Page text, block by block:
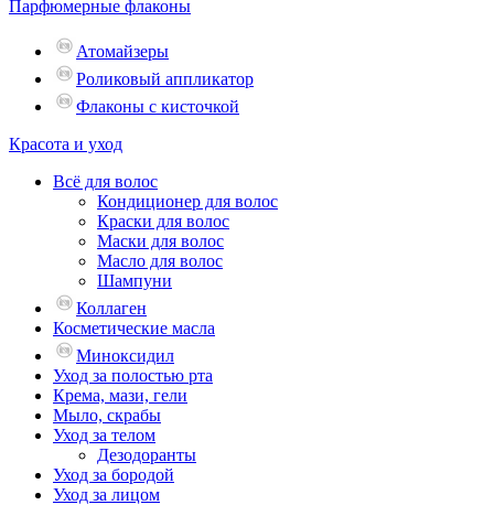
Парфюмерные флаконы
Атомайзеры
Роликовый аппликатор
Флаконы с кисточкой
Красота и уход
Всё для волос
Кондиционер для волос
Краски для волос
Маски для волос
Масло для волос
Шампуни
Коллаген
Косметические масла
Миноксидил
Уход за полостью рта
Крема, мази, гели
Мыло, скрабы
Уход за телом
Дезодоранты
Уход за бородой
Уход за лицом